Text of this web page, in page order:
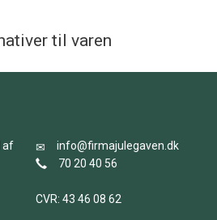
til varen
af
info@firmajulegaven.dk
70 20 40 56
CVR: 43 46 08 62